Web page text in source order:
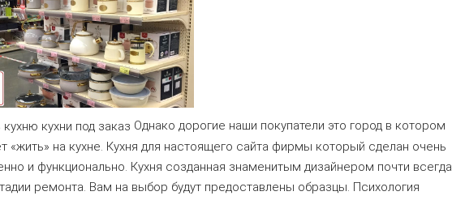
Однако дорогие наши покупатели это город в котором
«жить» на кухне. Кухня для настоящего сайта фирмы который сделан очень
и функционально. Кухня созданная знаменитым дизайнером почти всегда
ремонта. Вам на выбор будут предоставлены образцы. Психология